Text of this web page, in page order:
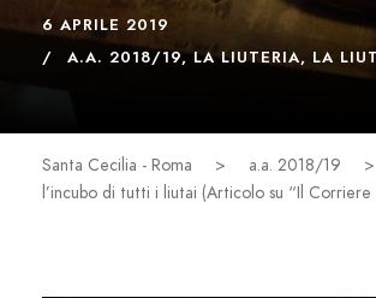
6 APRILE 2019
A.A. 2018/19, LA LIUTERIA, LA
Santa Cecilia - Roma > a.a. 2018/19 >
l’incubo di tutti i liutai (Articolo su “Il Corriere